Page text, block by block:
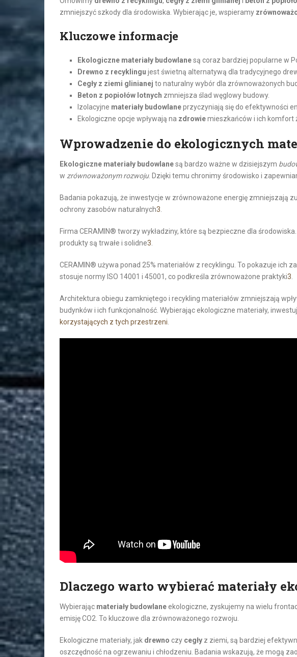
zmniejszyć szkody dla środowiska. Wybierając je, wspieramy
Kluczowe informacje
Ekologiczne materiały budowlanesą coraz bardziej popularne w
Drewno z recyklingu jest świetną alternatywą dla tradycyjnego
Cegły z ziemi glinianej to naturalny wybór dla zrównoważonych
Beton z popiołów lotnych zmniejsza ślad węglowy budowy.
Izolacyjne materiały budowlaneprzyczyniają się do efektywności
Ekologiczne opcje wpływają na zdrowiemieszkańców i ich komfort
Wprowadzenie do ekologicznych
Ekologiczne materiały budowlanesą bardzo ważne w dzisiejszym
w zrównoważonym rozwoju. Dzięki temu chronimy środowisko i
Badania pokazują, że inwestycje w zrównoważone energię zmniejszają
ochrony zasobów naturalnych3.
Firma CERAMIN® tworzy wykładziny, które są bezpieczne dla
produkty są trwałe i solidne3.
CERAMIN® używa ponad 25% materiałów z recyklingu. To pokazuje ich
stosuje normy ISO 14001 i 45001, co podkreśla zrównoważone praktyki3.
Architektura obiegu zamkniętego i recykling materiałów zmniejszają
budynków i ich funkcjonalność. Wybierając ekologiczne materiały,
korzystających z tych przestrzeni.
Dlaczego warto wybierać materiały
Wybierając materiały budowlaneekologiczne, zyskujemy na wielu
emisję CO2. To kluczowe dla zrównoważonego rozwoju.
Ekologiczne materiały, jak drewno czy cegły z ziemi, są bardziej
oszczędność na ogrzewaniu i chłodzeniu. Badania wskazują, że mogą